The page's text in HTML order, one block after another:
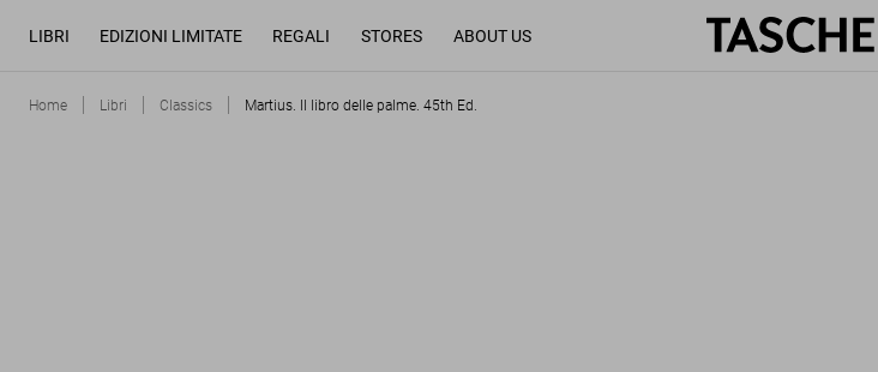
LIBRI EDIZIONI LIMITATE REGALI STORES ABOUT US
Home Libri Classics Martius. Il libro delle palme. 45th Ed.